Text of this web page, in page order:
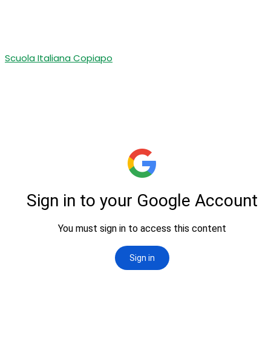
Scuola Italiana Copiapo